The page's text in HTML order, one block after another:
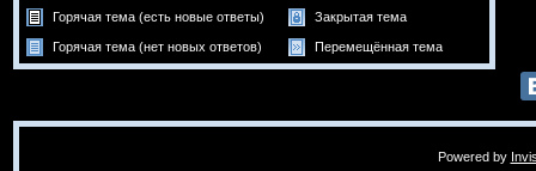
Горячая тема (есть новые ответы) Закрытая тема
Горячая тема (нет новых ответов) Перемещённая тема
Powered by